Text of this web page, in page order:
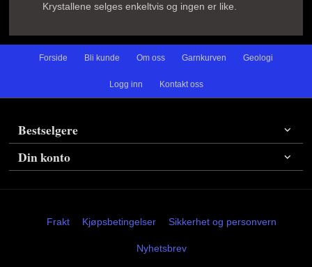
Krystallene selges enkeltvis og ingen er like.
Forside Bli kunde Om oss Garnkurven Geologi
Logg inn Kontakt oss
Bestselgere
Din konto
Frakt Kjøpsbetingelser Sikkerhet og personvern
Nyhetsbrev